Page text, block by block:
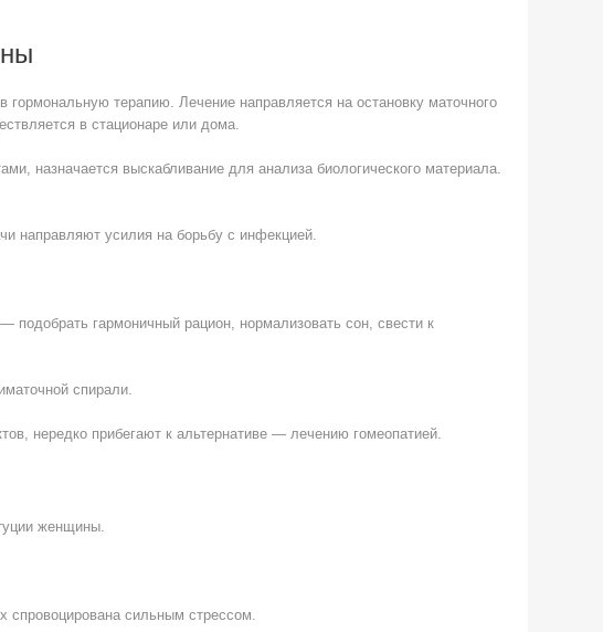
терапию. Лечение направляется на остановку маточного
в стационаре или дома.
назначается выскабливание для анализа биологического материала.
направляют усилия на борьбу с инфекцией.
подобрать гармоничный рацион, нормализовать сон, свести к
спирали.
нередко прибегают к альтернативе — лечению гомеопатией.
женщины.
спровоцирована сильным стрессом.